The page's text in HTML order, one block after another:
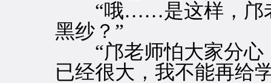
“哦……是这样，邝老
黑纱？”
“邝老师怕大家分心
已经很大，我不能再给